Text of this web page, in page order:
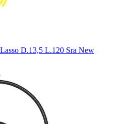
D.13,5 L.120 Sra New